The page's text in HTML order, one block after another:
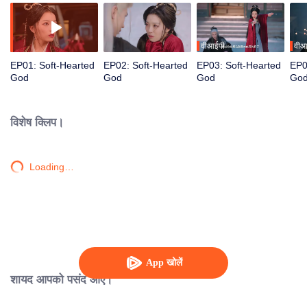
App खोलें
EP01: Soft-Hearted
God
EP02: Soft-Hearted
God
वीआईपी
EP03: Soft-Hearted
God
विशेष क्लिप।
Loading…
शायद आपको पसंद आए।